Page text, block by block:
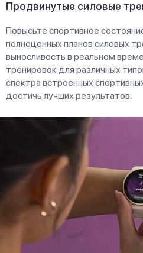
Продвинутые силовые
Повысьте спортивное
полноценных планов силовых
выносливость в реальном
тренировок для различных
спектра встроенных
достичь лучших результатов.